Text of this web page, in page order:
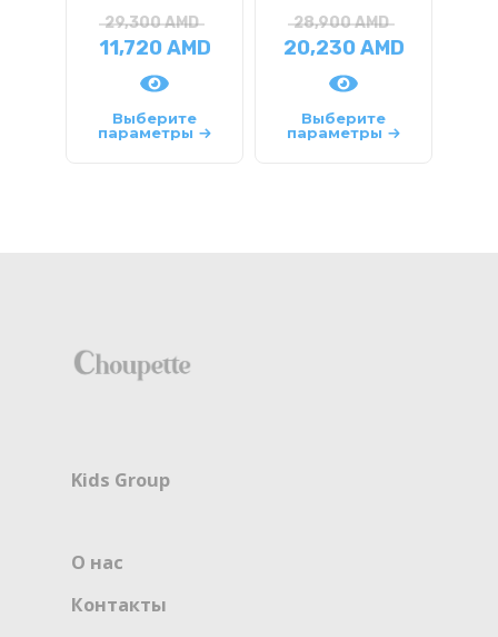
29,300AMD
11,720AMD
Выберите
параметры
28,900AMD
20,230AMD
Выберите
параметры
Kids Group
О нас
Контакты